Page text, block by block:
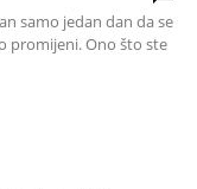
samo jedan dan da se
promijeni. Ono što ste